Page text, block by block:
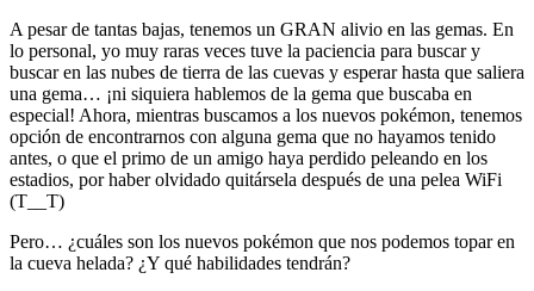
A pesar de tantas bajas, tenemos un GRAN alivio en las gemas. En
lo personal, yo muy raras veces tuve la paciencia para buscar y
buscar en las nubes de tierra de las cuevas y esperar hasta que saliera
una gema… ¡ni siquiera hablemos de la gema que buscaba en
especial! Ahora, mientras buscamos a los nuevos pokémon, tenemos
opción de encontrarnos con alguna gema que no hayamos tenido
antes, o que el primo de un amigo haya perdido peleando en los
estadios, por haber olvidado quitársela después de una pelea WiFi
(T__T)
Pero… ¿cuáles son los nuevos pokémon que nos podemos topar en
la cueva helada? ¿Y qué habilidades tendrán?